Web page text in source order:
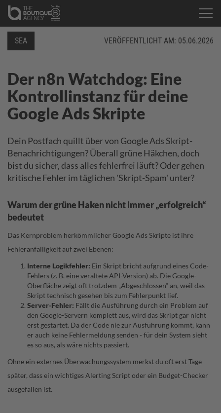
Der n8n Watchdog: Eine
Kontrollinstanz für deine
Google Ads Skripte
SEA VERÖFFENTLICHT AM: 05.06.2026
Dein Postfach quillt über von Google Ads Skript-
Benachrichtigungen? Überall grüne Häkchen, doch
bist du sicher, dass alles fehlerfrei läuft? Oder gehen
kritische Fehler im täglichen 'Skript-Spam' unter?
Warum der grüne Haken nicht immer „erfolgreich“
bedeutet
Das Kernproblem herkömmlicher Google Ads Skripte ist ihre
Fehleranfälligkeit auf zwei Ebenen:
Interne Logikfehler: Ein Skript bricht aufgrund eines Code-
Fehlers (z. B. eine veraltete API-Version) ab. Die Google-
Oberfläche zeigt oft trotzdem „Abgeschlossen“ an, weil das
Skript technisch gesehen bis zum Fehlerpunkt lief.
Server-Fehler: Fällt die Ausführung durch ein Problem auf
den Google-Servern komplett aus, wird das Skript gar nicht
erst gestartet. Da der Code nie zur Ausführung kommt, kann
er auch keine Fehlermeldung senden - für dein System sieht
es so aus, als wäre nichts passiert.
Ohne ein externes Überwachungssystem merkst du oft erst Tage
später, dass ein wichtiges Alerting Script oder ein Budget-Checker
ausgefallen ist.